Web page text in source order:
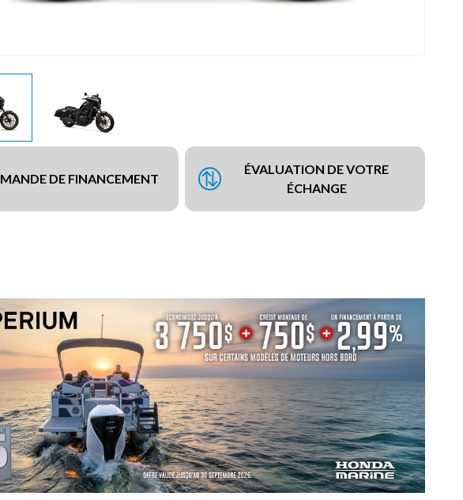
DE FINANCEMENT
ÉVALUATION DE VOTRE
ÉCHANGE